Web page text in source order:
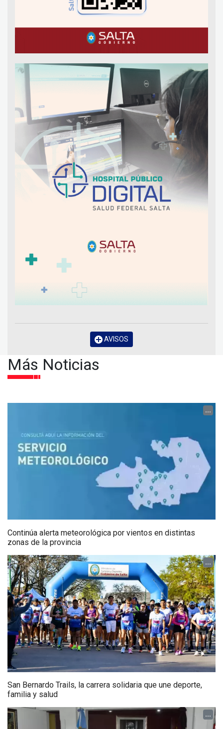
AVISOS
Más Noticias
...
Continúa alerta meteorológica por vientos en distintas
zonas de la provincia
...
San Bernardo Trails, la carrera solidaria que une deporte,
familia y salud
...